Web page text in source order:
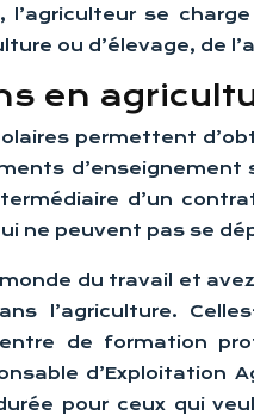
l’agriculteur se
ou d’élevage, de
en
permettent
d’un
ne peuvent pas se
du travail et
l’agriculture.
de formation
d’Exploitation
pour ceux qui